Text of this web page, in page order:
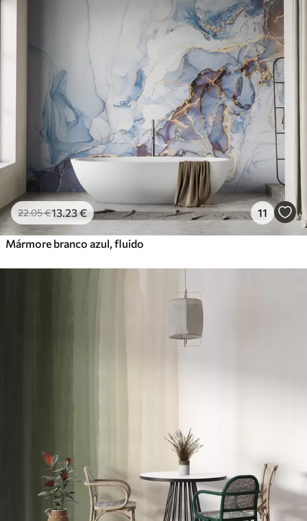
22.05€13.23€ 11
Mármore branco azul, fluido